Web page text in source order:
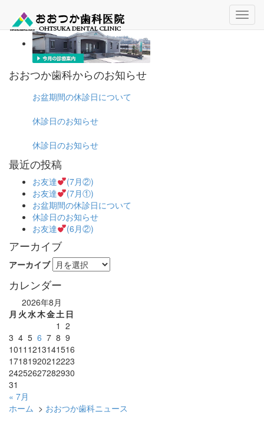
おおつか歯科からのお知らせ
お盆期間の休診日について
休診日のお知らせ
休診日のお知らせ
最近の投稿
お友達
(7月②)
お友達
(7月①)
お盆期間の休診日について
休診日のお知らせ
お友達
(6月②)
アーカイブ
アーカイブ
カレンダー
2026年8月
月 火水木金土 日
1 2
3 4 5 6 7 8 9
1011 1213141516
17181920212223
24252627282930
31
« 7月
ホーム > おおつか歯科ニュース